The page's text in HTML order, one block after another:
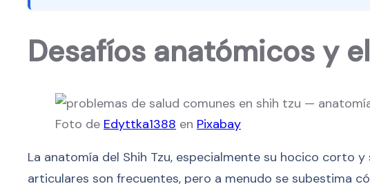
Desafíos anatómicos y
Foto de Edyttka1388 en Pixabay
La anatomía del Shih Tzu, especialmente su hocico corto
articulares son frecuentes, pero a menudo se subestima